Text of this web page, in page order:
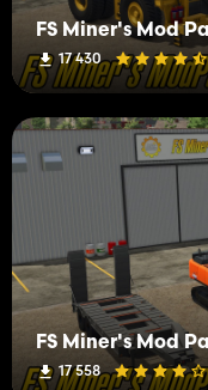
FS Miner's Mod
17 430
FS Miner's Mod
17 558